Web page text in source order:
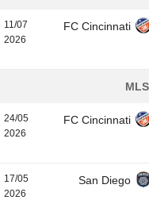
11/07
2026
FC Cincinnati
24/05
2026
FC Cincinnati
17/05
2026
San Diego